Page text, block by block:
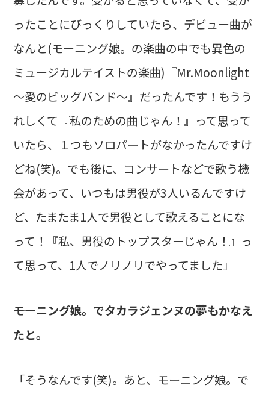
ったことにびっくりしていたら、デビュー曲が
なんと(モーニング娘。の楽曲の中でも異色の
ミュージカルテイストの楽曲)『Mr.Moonlight
～愛のビッグバンド～』だったんです！もうう
れしくて『私のための曲じゃん！』って思って
いたら、１つもソロパートがなかったんですけ
どね(笑)。でも後に、コンサートなどで歌う機
会があって、いつもは男役が3人いるんですけ
ど、たまたま1人で男役として歌えることにな
って！『私、男役のトップスターじゃん！』っ
て思って、1人でノリノリでやってました」
――モーニング娘。でタカラジェンヌの夢もかなえ
たと。
「そうなんです(笑)。あと、モーニング娘。で